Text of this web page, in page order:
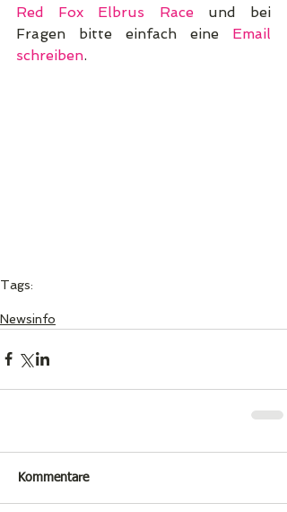
Red Fox Elbrus Race und bei
Fragen bitte einfach eine Email
schreiben.
Tags:
Newsinfo
Kommentare